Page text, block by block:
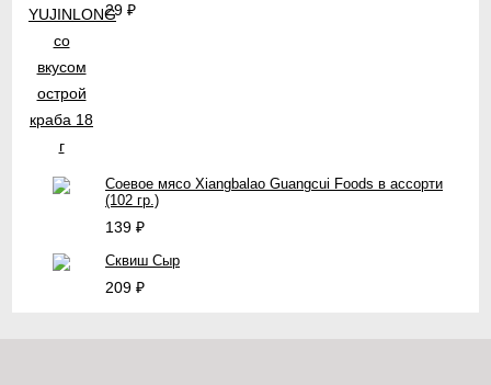
29 ₽
Соевое мясо Xiangbalao Guangcui Foods в ассорти
(102 гр.)
139 ₽
Сквиш Сыр
209 ₽